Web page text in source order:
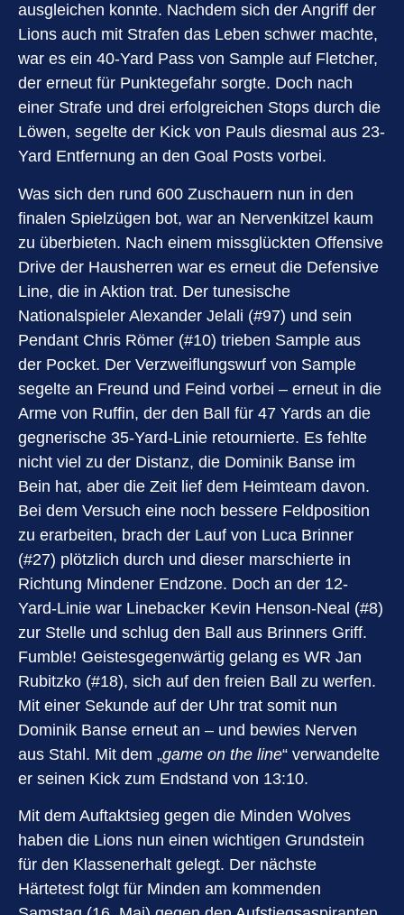
ausgleichen konnte. Nachdem sich der Angriff der
Lions auch mit Strafen das Leben schwer machte,
war es ein 40-Yard Pass von Sample auf Fletcher,
der erneut für Punktegefahr sorgte. Doch nach
einer Strafe und drei erfolgreichen Stops durch die
Löwen, segelte der Kick von Pauls diesmal aus 23-
Yard Entfernung an den Goal Posts vorbei.
Was sich den rund 600 Zuschauern nun in den
finalen Spielzügen bot, war an Nervenkitzel kaum
zu überbieten. Nach einem missglückten Offensive
Drive der Hausherren war es erneut die Defensive
Line, die in Aktion trat. Der tunesische
Nationalspieler Alexander Jelali (#97) und sein
Pendant Chris Römer (#10) trieben Sample aus
der Pocket. Der Verzweiflungswurf von Sample
segelte an Freund und Feind vorbei – erneut in die
Arme von Ruffin, der den Ball für 47 Yards an die
gegnerische 35-Yard-Linie retournierte. Es fehlte
nicht viel zu der Distanz, die Dominik Banse im
Bein hat, aber die Zeit lief dem Heimteam davon.
Bei dem Versuch eine noch bessere Feldposition
zu erarbeiten, brach der Lauf von Luca Brinner
(#27) plötzlich durch und dieser marschierte in
Richtung Mindener Endzone. Doch an der 12-
Yard-Linie war Linebacker Kevin Henson-Neal (#8)
zur Stelle und schlug den Ball aus Brinners Griff.
Fumble! Geistesgegenwärtig gelang es WR Jan
Rubitzko (#18), sich auf den freien Ball zu werfen.
Mit einer Sekunde auf der Uhr trat somit nun
Dominik Banse erneut an – und bewies Nerven
aus Stahl. Mit dem „game on the line“ verwandelte
er seinen Kick zum Endstand von 13:10.
Mit dem Auftaktsieg gegen die Minden Wolves
haben die Lions nun einen wichtigen Grundstein
für den Klassenerhalt gelegt. Der nächste
Härtetest folgt für Minden am kommenden